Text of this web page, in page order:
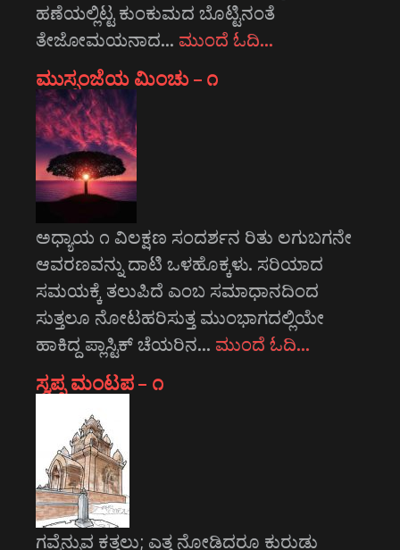
ಹಣೆಯಲ್ಲಿಟ್ಟ ಕುಂಕುಮದ ಬೊಟ್ಟಿನಂತೆ
ತೇಜೋಮಯನಾದ… ಮುಂದೆ ಓದಿ…
ಮುಸ್ಸಂಜೆಯ ಮಿಂಚು – ೧
ಅಧ್ಯಾಯ ೧ ವಿಲಕ್ಷಣ ಸಂದರ್ಶನ ರಿತು ಲಗುಬಗನೇ
ಆವರಣವನ್ನು ದಾಟಿ ಒಳಹೊಕ್ಕಳು. ಸರಿಯಾದ
ಸಮಯಕ್ಕೆ ತಲುಪಿದೆ ಎಂಬ ಸಮಾಧಾನದಿಂದ
ಸುತ್ತಲೂ ನೋಟಹರಿಸುತ್ತ ಮುಂಭಾಗದಲ್ಲಿಯೇ
ಹಾಕಿದ್ದ ಪ್ಲಾಸ್ಟಿಕ್ ಚೆಯರಿನ… ಮುಂದೆ ಓದಿ…
ಸ್ವಪ್ನ ಮಂಟಪ – ೧
ಗವ್ವೆನ್ನುವ ಕತ್ತಲು; ಎತ್ತ ನೋಡಿದರೂ ಕುರುಡು